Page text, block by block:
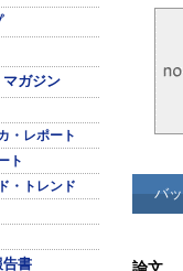
マガジン
・レポート
ト
・トレンド
告書
バ